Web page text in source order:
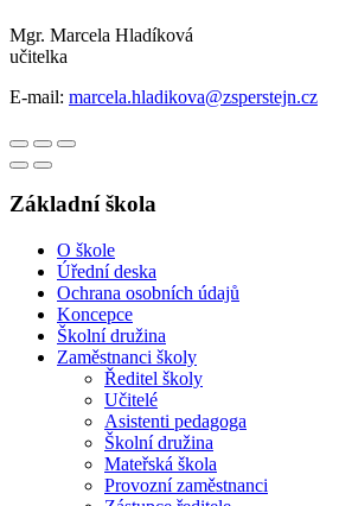
Mgr. Marcela Hladíková
učitelka
E-mail: marcela.hladikova@zsperstejn.cz
Základní škola
O škole
Úřední deska
Ochrana osobních údajů
Koncepce
Školní družina
Zaměstnanci školy
Ředitel školy
Učitelé
Asistenti pedagoga
Školní družina
Mateřská škola
Provozní zaměstnanci